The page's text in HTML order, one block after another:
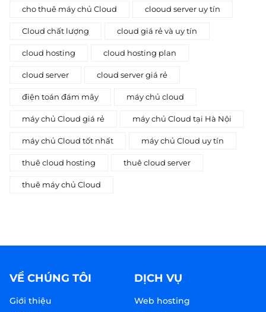
cho thuê máy chủ Cloud clooud server uy tín
Cloud chất lượng cloud giá rẻ và uy tín
cloud hosting cloud hosting plan
cloud server cloud server giá rẻ
điện toán đám mây máy chủ cloud
máy chủ Cloud giá rẻ máy chủ Cloud tại Hà Nội
máy chủ Cloud tốt nhất máy chủ Cloud uy tín
thuê cloud hosting thuê cloud server
thuê máy chủ Cloud
VỀ CHÚNG TÔI
Giới thiệu
DỊCH VỤ
Web hosting